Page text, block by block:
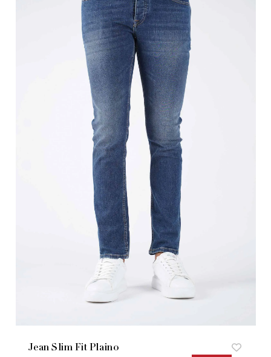
Jean Slim Fit Plaino